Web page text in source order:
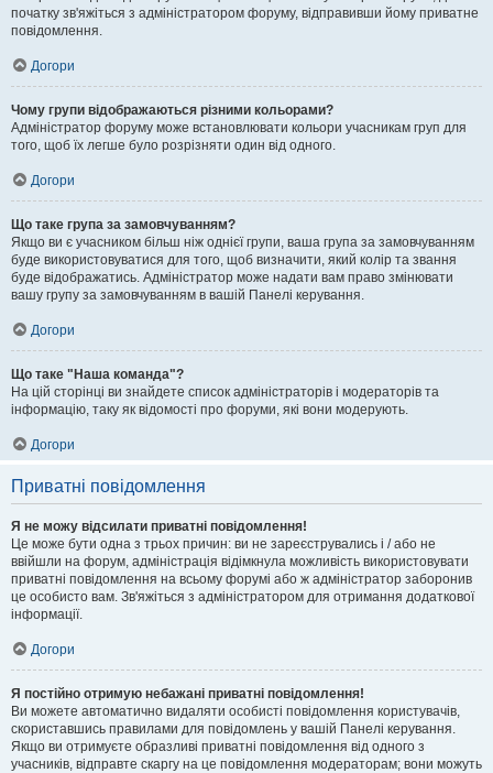
початку зв'яжіться з адміністратором форуму, відправивши йому приватне
повідомлення.
Догори
Чому групи відображаються різними кольорами?
Адміністратор форуму може встановлювати кольори учасникам груп для
того, щоб їх легше було розрізняти один від одного.
Догори
Що таке група за замовчуванням?
Якщо ви є учасником більш ніж однієї групи, ваша група за замовчуванням
буде використовуватися для того, щоб визначити, який колір та звання
буде відображатись. Адміністратор може надати вам право змінювати
вашу групу за замовчуванням в вашій Панелі керування.
Догори
Що таке "Наша команда"?
На цій сторінці ви знайдете список адміністраторів і модераторів та
інформацію, таку як відомості про форуми, які вони модерують.
Догори
Приватні повідомлення
Я не можу відсилати приватні повідомлення!
Це може бути одна з трьох причин: ви не зареєструвались і / або не
ввійшли на форум, адміністрація відімкнула можливість використовувати
приватні повідомлення на всьому форумі або ж адміністратор заборонив
це особисто вам. Зв'яжіться з адміністратором для отримання додаткової
інформації.
Догори
Я постійно отримую небажані приватні повідомлення!
Ви можете автоматично видаляти особисті повідомлення користувачів,
скориставшись правилами для повідомлень у вашій Панелі керування.
Якщо ви отримуєте образливі приватні повідомлення від одного з
учасників, відправте скаргу на це повідомлення модераторам; вони можуть